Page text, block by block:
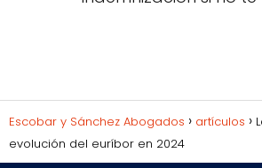
Escobar y Sánchez Abogados artículos
evolución del euríbor en 2024